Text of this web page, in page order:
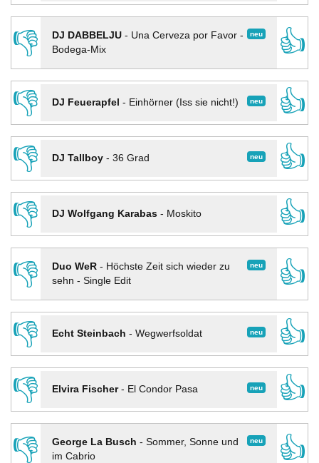
👎
neu
DJ DABBELJU- Una Cerveza por Favor -
Bodega-Mix
👍
👎
neu
DJ Feuerapfel - Einhörner (Iss sie nicht!)
👍
👎
neu
DJ Tallboy- 36 Grad
👍
👎
DJ Wolfgang Karabas- Moskito
👍
👎
neu
Duo WeR- Höchste Zeit sich wieder zu
sehn - Single Edit
👍
👎
neu
Echt Steinbach - Wegwerfsoldat
👍
👎
neu
Elvira Fischer- El Condor Pasa
👍
👎
neu
George La Busch - Sommer, Sonne und
im Cabrio
👍